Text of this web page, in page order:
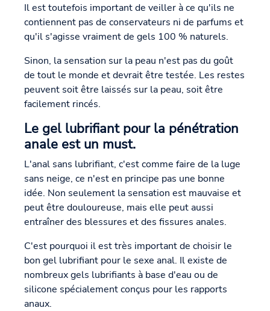
Il est toutefois important de veiller à ce qu'ils ne
contiennent pas de conservateurs ni de parfums et
qu'il s'agisse vraiment de gels 100 % naturels.
Sinon, la sensation sur la peau n'est pas du goût
de tout le monde et devrait être testée. Les restes
peuvent soit être laissés sur la peau, soit être
facilement rincés.
Le gel lubrifiant pour la pénétration
anale est un must.
L'anal sans lubrifiant, c'est comme faire de la luge
sans neige, ce n'est en principe pas une bonne
idée. Non seulement la sensation est mauvaise et
peut être douloureuse, mais elle peut aussi
entraîner des blessures et des fissures anales.
C'est pourquoi il est très important de choisir le
bon gel lubrifiant pour le sexe anal. Il existe de
nombreux gels lubrifiants à base d'eau ou de
silicone spécialement conçus pour les rapports
anaux.